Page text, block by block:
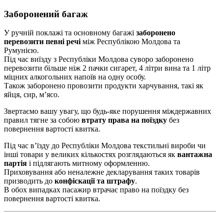
Заборонений багаж
У ручній поклажі та основному багажі заборонено
перевозити певні речі між Республікою Молдова та
Румунією.
Під час виїзду з Республіки Молдова суворо заборонено
перевозити більше ніж 2 пачки сигарет, 4 літри вина та 1 літр
міцних алкогольних напоїв на одну особу.
Також заборонено провозити продукти харчування, такі як
яйця, сир, м’ясо.
Звертаємо вашу увагу, що будь-яке порушення міждержавних
правил тягне за собою втрату права на поїздку без
повернення вартості квитка.
Під час в’їзду до Республіки Молдова текстильні вироби чи
інші товари у великих кількостях розглядаються як вантажна
партія і підлягають митному оформленню.
Приховування або неналежне декларування таких товарів
призводить до конфіскації та штрафу.
В обох випадках пасажир втрачає право на поїздку без
повернення вартості квитка.